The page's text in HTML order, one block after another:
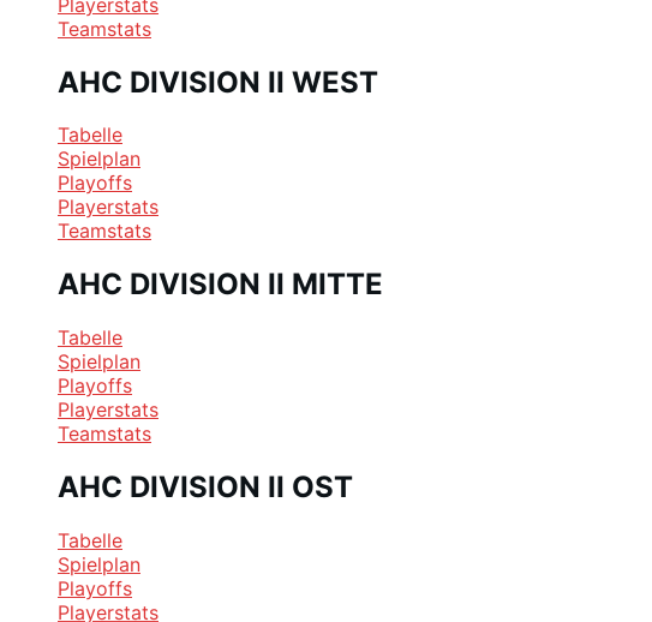
Teamstats
AHC DIVISION II WEST
Tabelle
Spielplan
Playoffs
Playerstats
Teamstats
AHC DIVISION II MITTE
Tabelle
Spielplan
Playoffs
Playerstats
Teamstats
AHC DIVISION II OST
Tabelle
Spielplan
Playoffs
Playerstats